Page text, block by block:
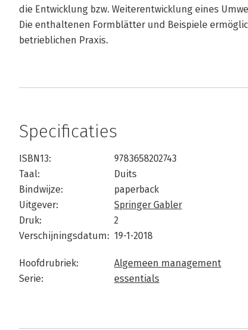
die Entwicklung bzw. Weiterentwicklung eines
Die enthaltenen Formblätter und Beispiele
betrieblichen Praxis.
Specificaties
ISBN13:
9783658202743
Taal:
Duits
Bindwijze:
paperback
Uitgever:
Springer Gabler
Druk:
2
Verschijningsdatum: 19-1-2018
Hoofdrubriek:
Algemeen management
Serie:
essentials